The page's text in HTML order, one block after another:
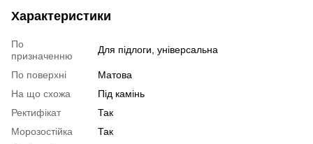
Характеристики
По
призначенню
Для підлоги, універсальна
По поверхні
Матова
На що схожа
Під камінь
Ректифікат
Так
Морозостійка
Так